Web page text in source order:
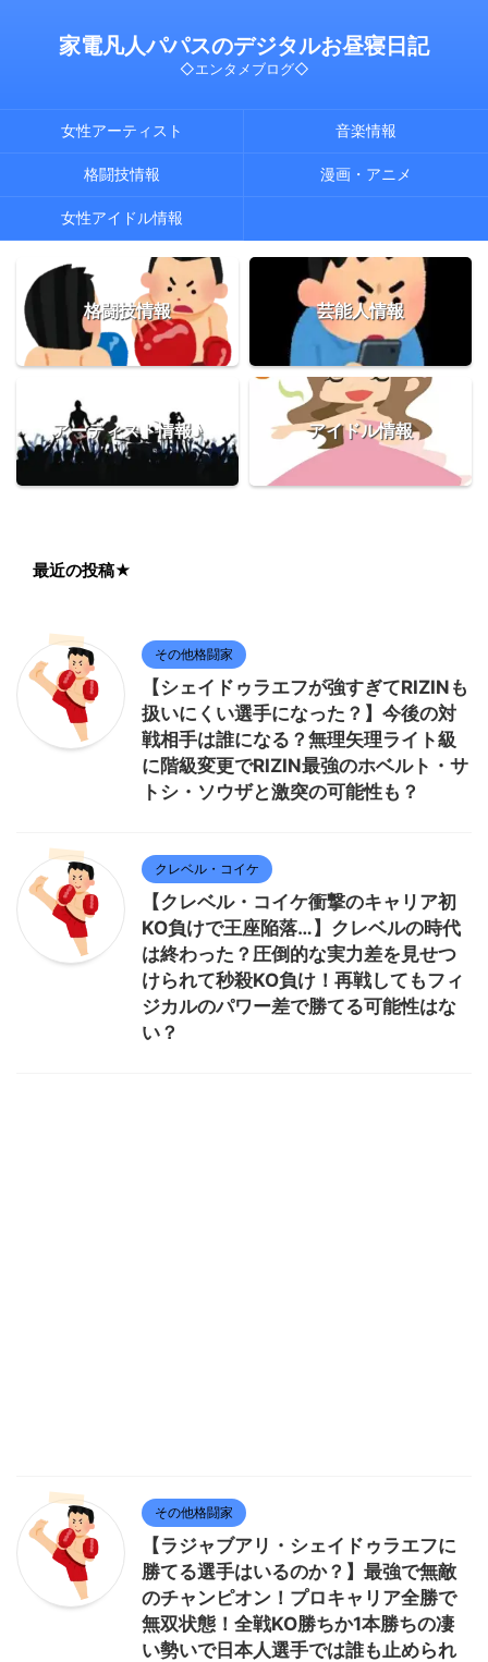
家電凡人パパスのデジタルお昼寝日記
◇エンタメブログ◇
女性アーティスト 音楽情報
格闘技情報 漫画・アニメ
女性アイドル情報
格闘技情報 芸能人情報
アーティスト情報♪ アイドル情報
最近の投稿★
その他格闘家
【シェイドゥラエフが強すぎてRIZINも
扱いにくい選手になった？】今後の対
戦相手は誰になる？無理矢理ライト級
に階級変更でRIZIN最強のホベルト・サ
トシ・ソウザと激突の可能性も？
クレベル・コイケ
【クレベル・コイケ衝撃のキャリア初
KO負けで王座陥落…】クレベルの時代
は終わった？圧倒的な実力差を見せつ
けられて秒殺KO負け！再戦してもフィ
ジカルのパワー差で勝てる可能性はな
い？
その他格闘家
【ラジャブアリ・シェイドゥラエフに
勝てる選手はいるのか？】最強で無敵
のチャンピオン！プロキャリア全勝で
無双状態！全戦KO勝ちか1本勝ちの凄
い勢いで日本人選手では誰も止められ